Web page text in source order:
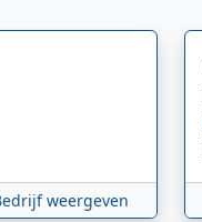
weergeven